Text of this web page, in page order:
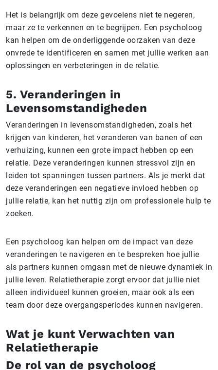
Het is belangrijk om deze gevoelens niet te negeren,
maar ze te verkennen en te begrijpen. Een psycholoog
kan helpen om de onderliggende oorzaken van deze
onvrede te identificeren en samen met jullie werken aan
oplossingen en verbeteringen in de relatie.
5. Veranderingen in
Levensomstandigheden
Veranderingen in levensomstandigheden, zoals het
krijgen van kinderen, het veranderen van banen of een
verhuizing, kunnen een grote impact hebben op een
relatie. Deze veranderingen kunnen stressvol zijn en
leiden tot spanningen tussen partners. Als je merkt dat
deze veranderingen een negatieve invloed hebben op
jullie relatie, kan het nuttig zijn om professionele hulp te
zoeken.
Een psycholoog kan helpen om de impact van deze
veranderingen te navigeren en te bespreken hoe jullie
als partners kunnen omgaan met de nieuwe dynamiek in
jullie leven. Relatietherapie zorgt ervoor dat jullie niet
alleen individueel kunnen groeien, maar ook als een
team door deze overgangsperiodes kunnen navigeren.
Wat je kunt Verwachten van
Relatietherapie
De rol van de psycholoog